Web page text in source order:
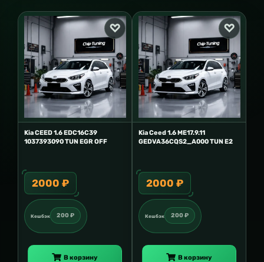
Kia CEED 1.6 EDC16C39
1037393090 TUN EGR OFF
2000 ₽
Кешбэк 200 ₽
В корзину
Kia Ceed 1.6 ME17.9.11
GEDVA36CQS2_A000 TUN E2
2000 ₽
Кешбэк 200 ₽
В корзину